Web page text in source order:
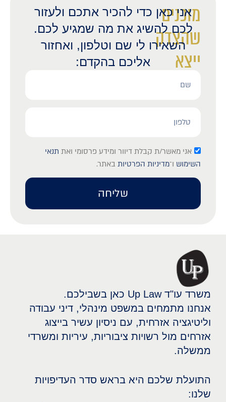
מוכנים
שהצדק
ייצא
לאור?
אני כאן כדי להכיר אתכם ולעזור
לכם להשיג את מה שמגיע לכם.
השאירו לי שם וטלפון, ואחזור
אליכם בהקדם:
אני מאשר/ת קבלת דיוור ומידע פרסומי ואת תנאי
השימוש ו־מדיניות הפרטיות באתר.
שליחה
משרד עו"ד Up Law כאן בשבילכם.
אנחנו מתמחים במשפט מינהלי, דיני עבודה
וליטיגציה אזרחית, עם ניסיון עשיר בייצוג
אזרחים מול רשויות ציבוריות, עיריות ומשרדי
ממשלה.
התועלת שלכם היא בראש סדר העדיפויות
שלנו: